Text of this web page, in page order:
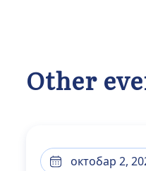
Other
октобар 2,